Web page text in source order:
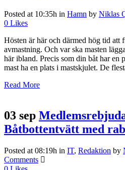
Posted at 10:35h in Hamn by Niklas
0 Likes
Hösten är här och därmed hög tid att
avmastning. Och var ska masten
här ibland. Precis som din båt har en
mast ha en plats i mastskjulet. De
Read More
03 sep
Båtbottentvätt med
Posted at 08:19h in IT, Redaktion by
Comments